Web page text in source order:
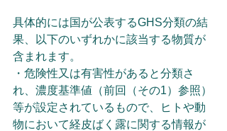
具体的には国が公表するGHS分類の結
果、以下のいずれかに該当する物質が
含まれます。
・危険性又は有害性があると分類さ
れ、濃度基準値（前回（その1）参照）
等が設定されているもので、ヒトや動
物において経皮ばく露に関する情報が